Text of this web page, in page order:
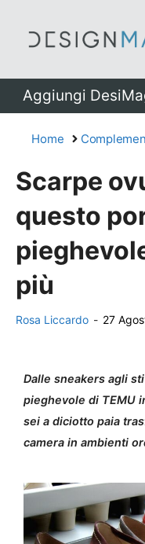
Aggiungi
Home
Scarpe
questo
più
Rosa Liccardo - 27
Dalle sneakers agli
pieghevole di TEMU
sei a diciotto paia
camera in ambienti